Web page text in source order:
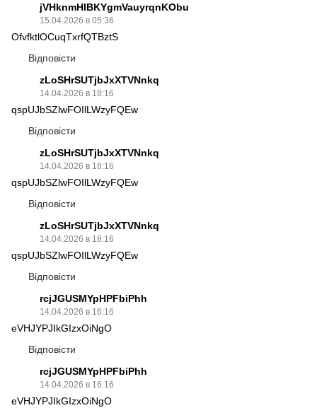
jVHknmHlBKYgmVauyrqnKObu
15.04.2026 в 05:36
OfvfktlOCuqTxrfQTBztS
Відповісти
zLoSHrSUTjbJxXTVNnkq
14.04.2026 в 18:16
qspUJbSZlwFOIlLWzyFQEw
Відповісти
zLoSHrSUTjbJxXTVNnkq
14.04.2026 в 18:16
qspUJbSZlwFOIlLWzyFQEw
Відповісти
zLoSHrSUTjbJxXTVNnkq
14.04.2026 в 18:16
qspUJbSZlwFOIlLWzyFQEw
Відповісти
rcjJGUSMYpHPFbiPhh
14.04.2026 в 16:16
eVHJYPJIkGIzxOiNgO
Відповісти
rcjJGUSMYpHPFbiPhh
14.04.2026 в 16:16
eVHJYPJIkGIzxOiNgO